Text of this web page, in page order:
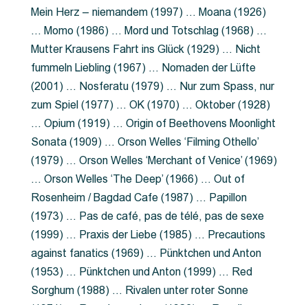
Mein Herz – niemandem (1997) … Moana (1926)
… Momo (1986) … Mord und Totschlag (1968) …
Mutter Krausens Fahrt ins Glück (1929) … Nicht
fummeln Liebling (1967) … Nomaden der Lüfte
(2001) … Nosferatu (1979) … Nur zum Spass, nur
zum Spiel (1977) … OK (1970) … Oktober (1928)
… Opium (1919) … Origin of Beethovens Moonlight
Sonata (1909) … Orson Welles ‘Filming Othello’
(1979) … Orson Welles ‘Merchant of Venice’ (1969)
… Orson Welles ‘The Deep’ (1966) … Out of
Rosenheim / Bagdad Cafe (1987) … Papillon
(1973) … Pas de café, pas de télé, pas de sexe
(1999) … Praxis der Liebe (1985) … Precautions
against fanatics (1969) … Pünktchen und Anton
(1953) … Pünktchen und Anton (1999) … Red
Sorghum (1988) … Rivalen unter roter Sonne